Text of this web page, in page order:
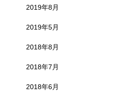
2019年8月
2019年5月
2018年8月
2018年7月
2018年6月